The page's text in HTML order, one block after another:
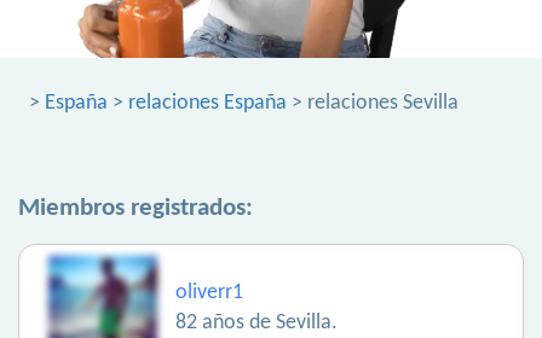
> España > relaciones España > relaciones Sevilla
Miembros registrados:
oliverr1
82 años de Sevilla.